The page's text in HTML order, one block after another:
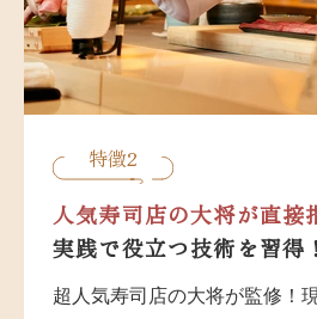
特徴2
人気寿司店の大将が直接
実践で役立つ技術を習得！
超人気寿司店の大将が監修！